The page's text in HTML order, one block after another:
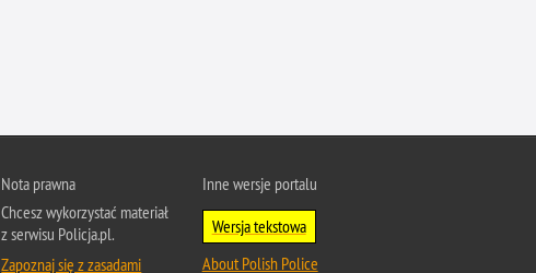
Przestępczość internetowa
Przestępczość kryminalna
Przestępczość międzynarodowa
Nota prawna
Chcesz wykorzystać materiał
z serwisu Policja.pl.
Zapoznaj się z zasadami
Inne wersje portalu
Wersja tekstowa
About Polish Police